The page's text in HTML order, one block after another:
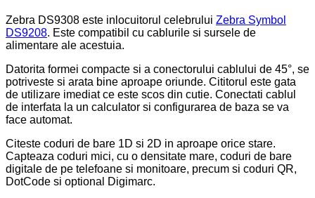
Zebra DS9308 este inlocuitorul celebrului Zebra Symbol
DS9208. Este compatibil cu cablurile si sursele de
alimentare ale acestuia.
Datorita formei compacte si a conectorului cablului de 45°, se
potriveste si arata bine aproape oriunde. Cititorul este gata
de utilizare imediat ce este scos din cutie. Conectati cablul
de interfata la un calculator si configurarea de baza se va
face automat.
Citeste coduri de bare 1D si 2D in aproape orice stare.
Capteaza coduri mici, cu o densitate mare, coduri de bare
digitale de pe telefoane si monitoare, precum si coduri QR,
DotCode si optional Digimarc.